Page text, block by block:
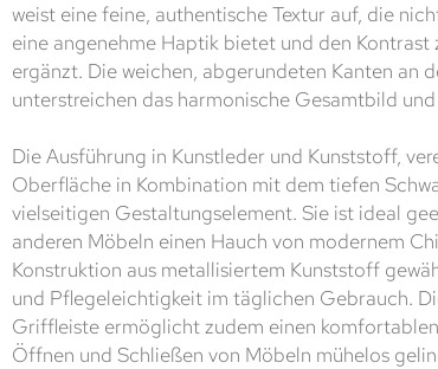
weist eine feine, authentische Textur auf, die
eine angenehme Haptik bietet und den
ergänzt. Die weichen, abgerundeten Kanten an
unterstreichen das harmonische Gesamtbild
Die Ausführung in Kunstleder und Kunststoff,
Oberfläche in Kombination mit dem tiefen
vielseitigen Gestaltungselement. Sie ist ideal
anderen Möbeln einen Hauch von modernem
Konstruktion aus metallisiertem Kunststoff
und Pflegeleichtigkeit im täglichen Gebrauch.
Griffleiste ermöglicht zudem einen
Öffnen und Schließen von Möbeln mühelos